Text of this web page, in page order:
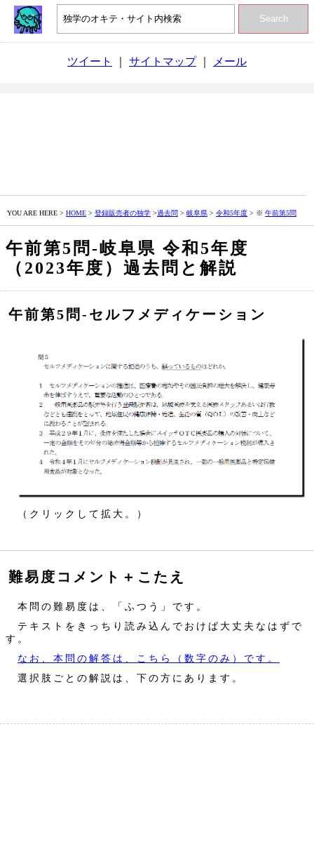
Search
ツイート サイトマップ｜ メール
YOU ARE HERE > HOME > 登録販売者の独学 >過去問 > 岐阜県 > 令和5年度 > ※ 午前第5問
午前第5問‐岐阜県 令和5年度
（2023年度）過去問と解説
午前第5問‐セルフメディケーション
（クリックして拡大。）
難易度コメント＋こたえ
本問の難易度は、「ふつう」です。
テキストをきっちり読み込んでおけば大丈夫なはずで
す。
なお、本問の解答は、こちら（数字のみ）です。
選択肢ごとの解説は、下の方にあります。